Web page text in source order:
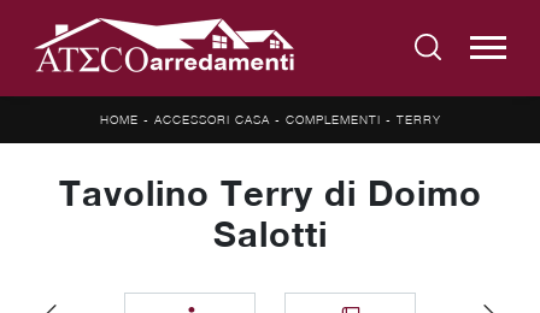
HOME - ACCESSORI CASA - COMPLEMENTI - TERRY
Tavolino Terry di Doimo
Salotti